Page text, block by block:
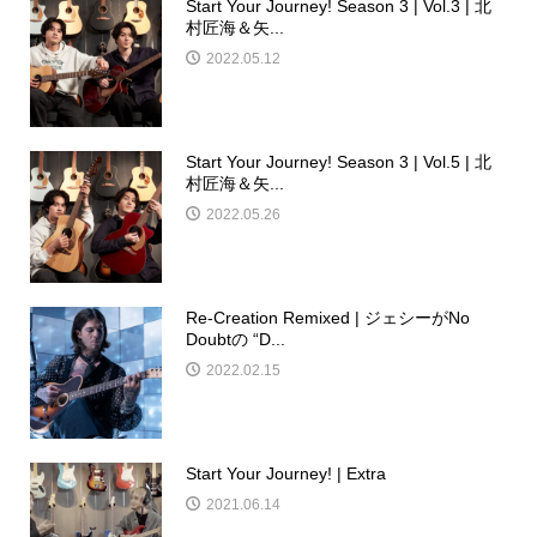
Start Your Journey! Season 3 | Vol.3 | 北
村匠海＆矢...
2022.05.12
Start Your Journey! Season 3 | Vol.5 | 北
村匠海＆矢...
2022.05.26
Re-Creation Remixed | ジェシーがNo
Doubtの “D...
2022.02.15
Start Your Journey! | Extra
2021.06.14